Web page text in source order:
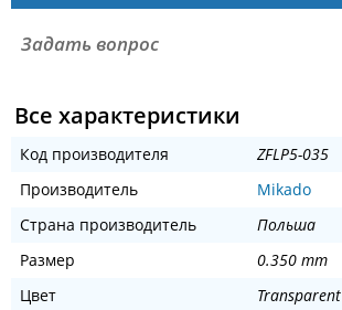
Задать вопрос
Все характеристики
Код производителя
ZFLP5-035
Производитель
Mikado
Страна производитель
Польша
Размер
0.350 mm
Цвет
Transparent